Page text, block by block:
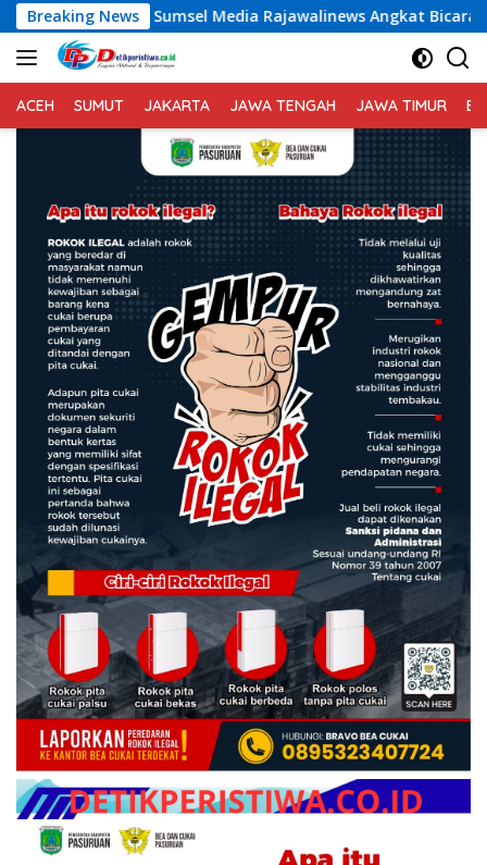
Langsung
ke
konten
Breaking News
Media Rajawalinews Angkat Bicara Dugaan Penggelapan
ACEH SUMUT JAKARTA JAWA TENGAH JAWA TIMUR